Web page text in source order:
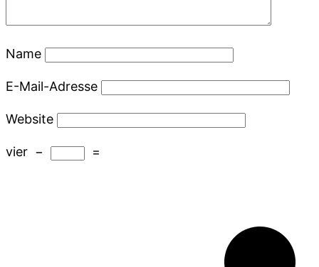
Name
E-Mail-Adresse
Website
vier − =